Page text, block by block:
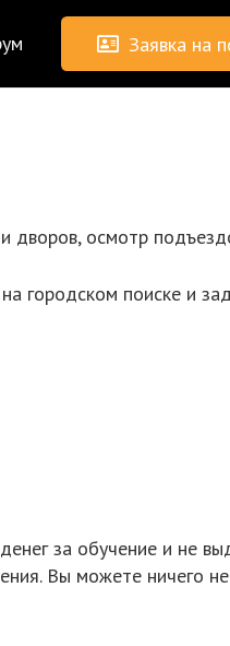
Заявка на
дворов, осмотр
городском поиске и
за обучение и не
Вы можете ничего